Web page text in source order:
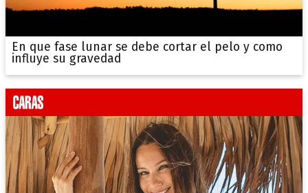
En que fase lunar se debe cortar el pelo y como
influye su gravedad